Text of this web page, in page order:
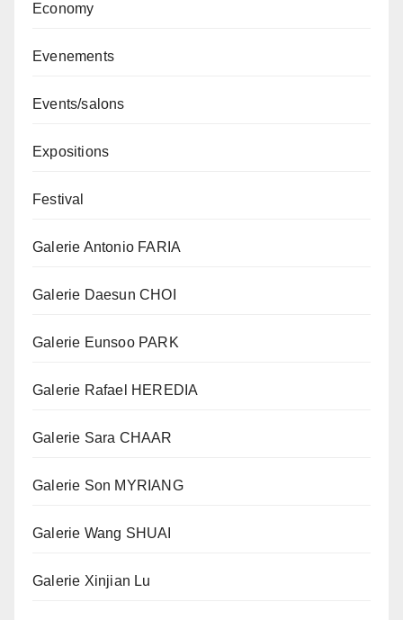
Economy
Evenements
Events/salons
Expositions
Festival
Galerie Antonio FARIA
Galerie Daesun CHOI
Galerie Eunsoo PARK
Galerie Rafael HEREDIA
Galerie Sara CHAAR
Galerie Son MYRIANG
Galerie Wang SHUAI
Galerie Xinjian Lu